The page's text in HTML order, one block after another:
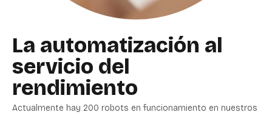
La automatización al
servicio del
rendimiento
Actualmente hay 200 robots en funcionamiento en nuestros